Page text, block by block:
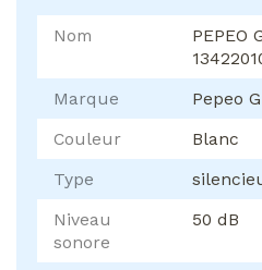
Nom
PEPEO
Marque
Pepeo
Couleur
Blanc
Type
Niveau
sonore
50 dB